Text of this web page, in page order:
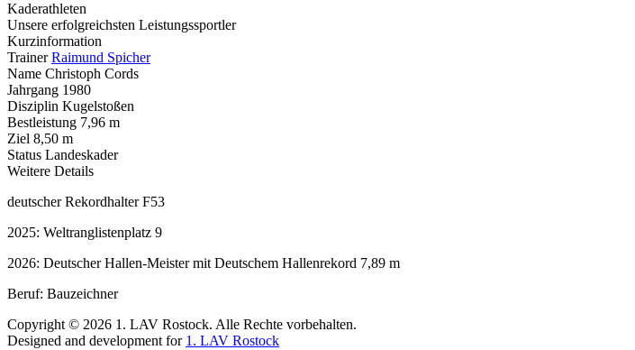
Kaderathleten
Unsere erfolgreichsten Leistungssportler
Kurzinformation
Trainer Raimund Spicher
Name Christoph Cords
Jahrgang 1980
Disziplin Kugelstoßen
Bestleistung 7,96 m
Ziel 8,50 m
Status Landeskader
Weitere Details
deutscher Rekordhalter F53
2025: Weltranglistenplatz 9
2026: Deutscher Hallen-Meister mit Deutschem Hallenrekord 7,89 m
Beruf: Bauzeichner
Copyright © 2026 1. LAV Rostock. Alle Rechte vorbehalten.
Designed and development for 1. LAV Rostock